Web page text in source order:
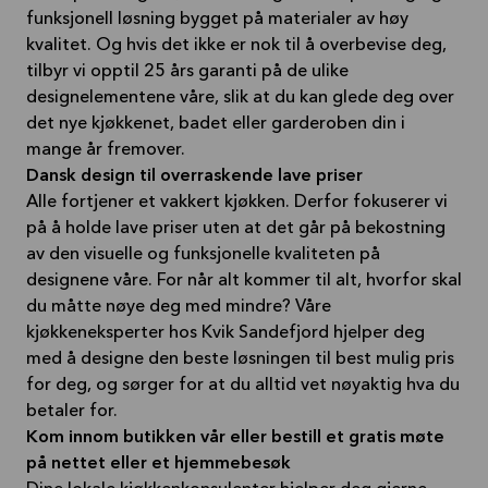
funksjonell løsning bygget på materialer av høy
kvalitet. Og hvis det ikke er nok til å overbevise deg,
tilbyr vi opptil 25 års garanti på de ulike
designelementene våre, slik at du kan glede deg over
det nye kjøkkenet, badet eller garderoben din i
mange år fremover.
Dansk design til overraskende lave priser
Alle fortjener et vakkert kjøkken. Derfor fokuserer vi
på å holde lave priser uten at det går på bekostning
av den visuelle og funksjonelle kvaliteten på
designene våre. For når alt kommer til alt, hvorfor skal
du måtte nøye deg med mindre? Våre
kjøkkeneksperter hos Kvik Sandefjord hjelper deg
med å designe den beste løsningen til best mulig pris
for deg, og sørger for at du alltid vet nøyaktig hva du
betaler for.
Kom innom butikken vår eller bestill et gratis møte
på nettet eller et hjemmebesøk